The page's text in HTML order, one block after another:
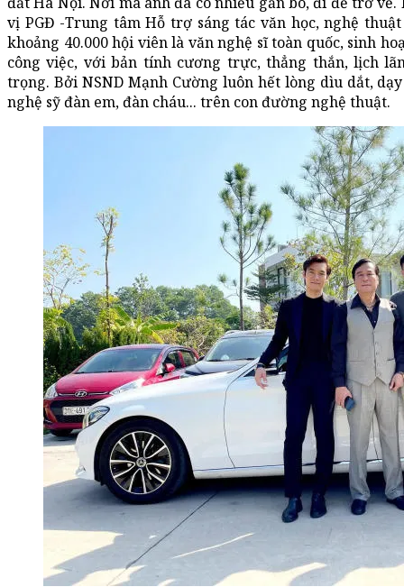
vị PGĐ -Trung tâm Hỗ trợ sáng tác văn học, nghệ
khoảng 40.000 hội viên là văn nghệ sĩ toàn quốc, sinh
công việc, với bản tính cương trực, thẳng thắn, lịch
trọng. Bởi NSND Mạnh Cường luôn hết lòng dìu dắt,
nghệ sỹ đàn em, đàn cháu... trên con đường nghệ thuật.